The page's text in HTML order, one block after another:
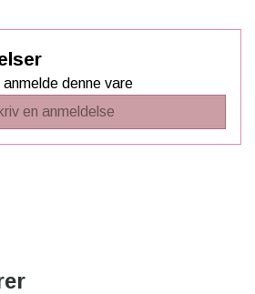
denne vare
en anmeldelse